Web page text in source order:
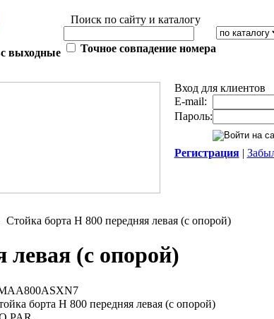
выходные
Поиск по сайту и каталогу
Точное совпадение номера
Вход для клиентов
E-mail:
Пароль:
Регистрация|
Стойка борта H 800 передняя левая (с опорой)
левая (с опорой)
борта H 800 передняя левая (с опорой)